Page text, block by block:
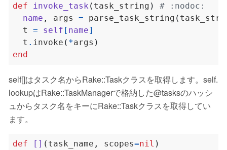
def invoke_task ( task_string )
# :nodoc:
name , args = parse_task_string (
  t
= self [ name]
  t
. invoke ( *args )
end
self[]はタスク名からRake::Taskクラスを取得します。self.
lookupはRake::TaskManagerで格納した@tasksのハッシ
ュからタスク名をキーにRake::Taskクラスを取得してい
ます。
def [] ( task_name , scopes=nil )